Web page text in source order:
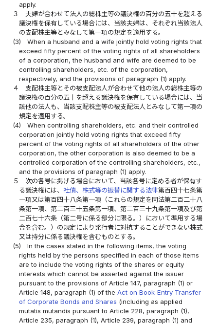
apply.
３
夫婦が合わせて法人の総株主等の議決権の百分の五十を超える
議決権を保有している場合には、当該夫婦は、それぞれ当該法人
の支配株主等とみなして第一項の規定を適用する。
(3)
When a husband and a wife jointly hold voting rights that
exceed fifty percent of the voting rights of all shareholders
of a corporation, the husband and wife are deemed to be
controlling shareholders, etc. of the corporation,
respectively, and the provisions of paragraph (1) apply.
４
支配株主等とその被支配法人が合わせて他の法人の総株主等の
議決権の百分の五十を超える議決権を保有している場合には、当
該他の法人も、当該支配株主等の被支配法人とみなして第一項の
規定を適用する。
(4)
When controlling shareholders, etc. and their controlled
corporation jointly hold voting rights that exceed fifty
percent of the voting rights of all shareholders of the other
corporation, the other corporation is also deemed to be a
controlled corporation of the controlling shareholders, etc.,
and the provisions of paragraph (1) apply.
５
次の各号に掲げる場合において、当該各号に定める者が保有す
る議決権には、社債、株式等の振替に関する法律第百四十七条第
一項又は第百四十八条第一項（これらの規定を同法第二百二十八
条第一項、第二百三十五条第一項、第二百三十九条第一項及び第
二百七十六条（第二号に係る部分に限る。）において準用する場
合を含む。）の規定により発行者に対抗することができない株式
又は持分に係る議決権を含むものとする。
(5)
In the cases stated in the following items, the voting
rights held by the persons specified in each of those items
are to include the voting rights of the shares or equity
interests which cannot be asserted against the issuer
pursuant to the provisions of Article 147, paragraph (1) or
Article 148, paragraph (1) of theAct on Book-Entry Transfer
of Corporate Bonds and Shares (including as applied
mutatis mutandis pursuant to Article 228, paragraph (1),
Article 235, paragraph (1), Article 239, paragraph (1) and